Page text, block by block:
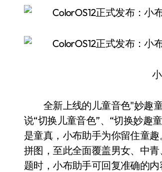
小
全新上线的儿童音色"妙趣童
说“切换儿童音色”、“切换妙趣
是童真，小布助手为你留住童
拼图，至此全面覆盖男女、中
题时，小布助手可回复准确的内